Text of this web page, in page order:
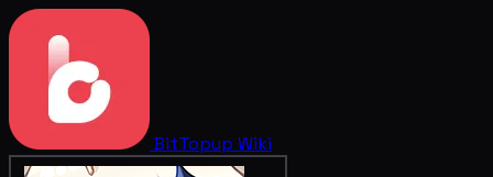
BitTopup Wiki